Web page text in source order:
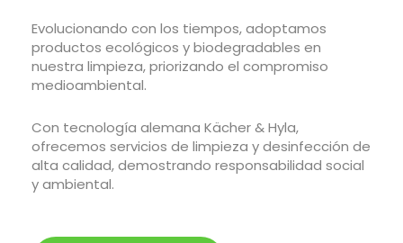
Evolucionando con los tiempos, adoptamos
productos ecológicos y biodegradables en
nuestra limpieza, priorizando el compromiso
medioambiental.
Con tecnología alemana Kächer & Hyla,
ofrecemos servicios de limpieza y desinfección de
alta calidad, demostrando responsabilidad social
y ambiental.